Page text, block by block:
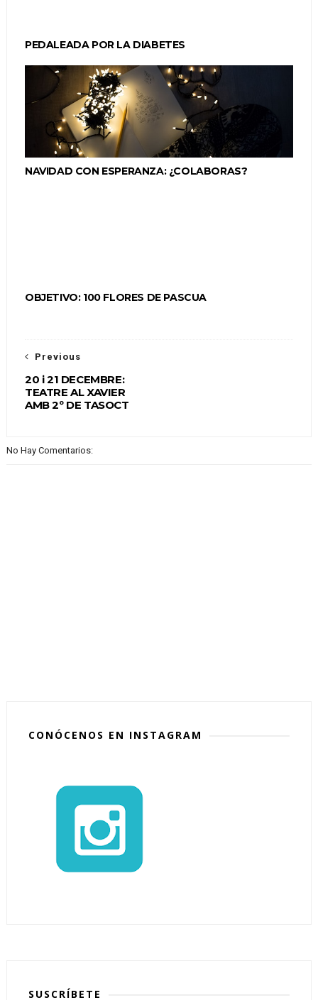
PEDALEADA POR LA DIABETES
NAVIDAD CON ESPERANZA: ¿COLABORAS?
OBJETIVO: 100 FLORES DE PASCUA
Previous
20 i 21 DECEMBRE:
TEATRE AL XAVIER
AMB 2º DE TASOCT
No Hay Comentarios:
CONÓCENOS EN INSTAGRAM
SUSCRÍBETE